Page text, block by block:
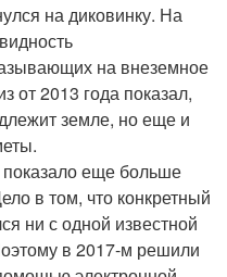
на диковинку. На
на внеземное
от 2013 года показал,
земле, но еще и
еще больше
в том, что конкретный
ни с одной известной
в 2017-м решили